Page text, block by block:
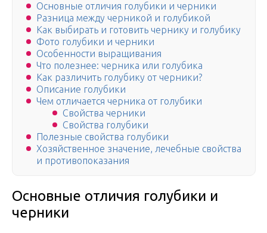
Основные отличия голубики и черники
Разница между черникой и голубикой
Как выбирать и готовить чернику и голубику
Фото голубики и черники
Особенности выращивания
Что полезнее: черника или голубика
Как различить голубику от черники?
Описание голубики
Чем отличается черника от голубики
Свойства черники
Свойства голубики
Полезные свойства голубики
Хозяйственное значение, лечебные свойства
и противопоказания
Основные отличия голубики и
черники